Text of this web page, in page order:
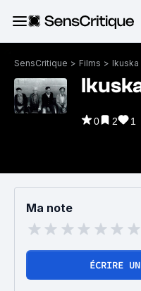
SensCritique > Films > Ikuska
0 2 1
Ma note
ÉCRIRE